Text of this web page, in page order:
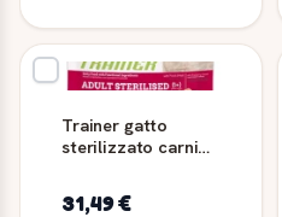
Trainer gatto
sterilizzato carni
31,49 €